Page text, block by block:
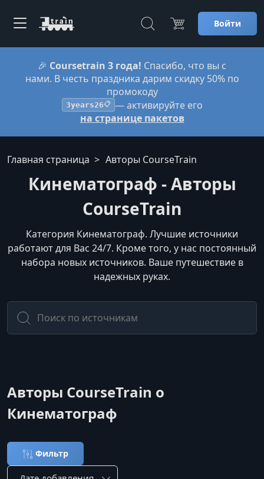
Войти
🎉 Coursetrain 3 года! Спасибо, что вы с
нами. В честь праздника дарим скидку 50% по
промокоду
3years26📋 — активируйте его
на странице пакетов
Главная страница Авторы CourseTrain
Кинематограф - Авторы
CourseTrain
Категория Кинематограф. Лучшие источники
работают для Вас 24/7. Кроме того, у нас постоянный
набора новых источников. Ваше путешествие в
надежных руках.
Авторы CourseTrain о
Кинематограф
Фильтр
Сортировка по: